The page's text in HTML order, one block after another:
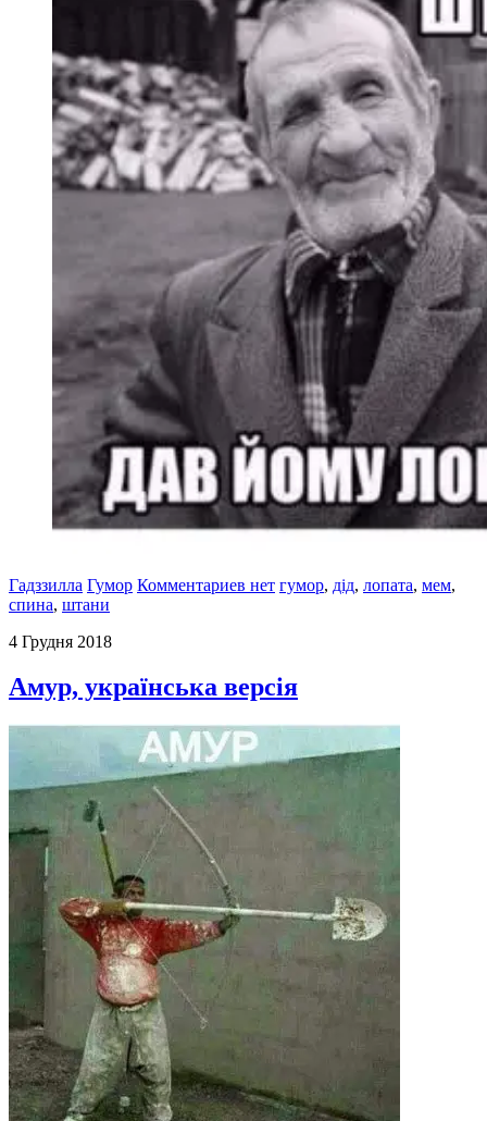
Гадззилла Гумор Комментариев нет гумор, дід, лопата, мем,
спина, штани
4 Грудня 2018
Амур, українська версія